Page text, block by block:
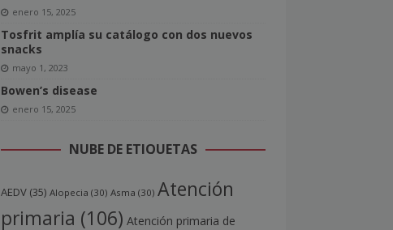
enero 15, 2025
Tosfrit amplía su catálogo con dos nuevos
snacks
mayo 1, 2023
Bowen’s disease
enero 15, 2025
NUBE DE ETIQUETAS
AEDV(35) Alopecia (30) Asma (30) Atención
primaria (106) Atención primaria de